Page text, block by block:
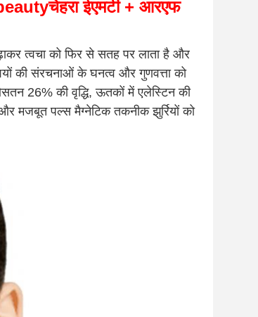
चेहरा ईएमटी + आरएफ
त्वचा को फिर से सतह पर लाता है और
की संरचनाओं के घनत्व और गुणवत्ता को
26% की वृद्धि, ऊतकों में एलेस्टिन की
मजबूत पल्स मैग्नेटिक तकनीक झुर्रियों को